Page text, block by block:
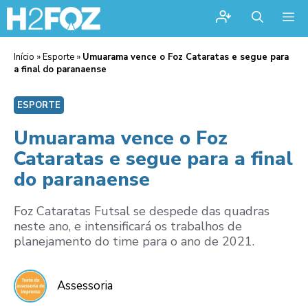
Início »Esporte » Umuarama vence o Foz Cataratas e segue para
a final do paranaense
ESPORTE
Umuarama vence o Foz
Cataratas e segue para a final
do paranaense
Foz Cataratas Futsal se despede das quadras
neste ano, e intensificará os trabalhos de
planejamento do time para o ano de 2021.
Assessoria